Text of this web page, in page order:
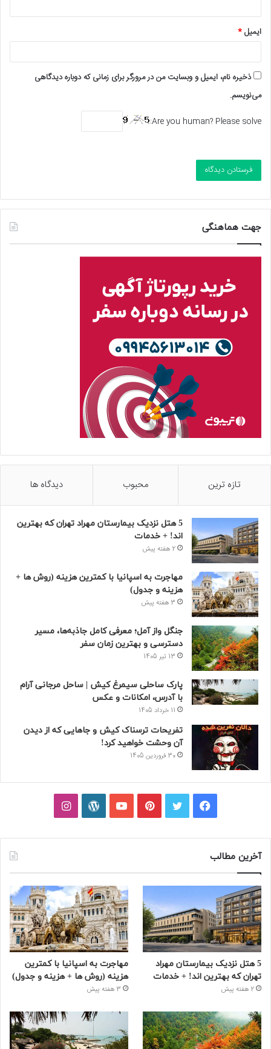
ایمیل*
ذخیره نام، ایمیل و وبسایت من در مرورگر برای زمانی که دوباره دیدگاهی
می‌نویسم.
Are you human? Please solve:
جهت هماهنگی
تازه ترین محبوب دیدگاه ها
5 هتل نزدیک بیمارستان مهراد تهران که بهترین‌
اند! + خدمات
2 هفته پیش
مهاجرت به اسپانیا با کمترین هزینه (روش ها +
هزینه و جدول)
3 هفته پیش
جنگل واز آمل؛ معرفی کامل جاذبه‌ها، مسیر
دسترسی و بهترین زمان سفر
13 تیر 1405
پارک ساحلی سیمرغ کیش | ساحل مرجانی آرام
با آدرس، امکانات و عکس
11 خرداد 1405
تفریحات ترسناک کیش و جاهایی که از دیدن
آن وحشت خواهید کرد!
30 فروردین 1405
فیسبوکتوییترپینتریستیوتیوبوردپرساینستاگرام
آخرین مطالب
5 هتل نزدیک بیمارستان مهراد
تهران که بهترین‌ اند! + خدمات
2 هفته پیش
مهاجرت به اسپانیا با کمترین
هزینه (روش ها + هزینه و جدول)
3 هفته پیش